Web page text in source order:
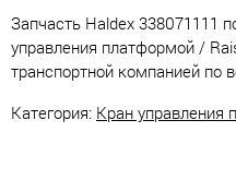
Запчасть Haldex 338071111
управления платформой /
транспортной компанией по
Категория: Кран управления